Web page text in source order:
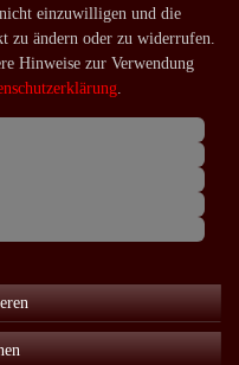
einzuwilligen und die
zu ändern oder zu widerrufen.
Hinweise zur Verwendung
.